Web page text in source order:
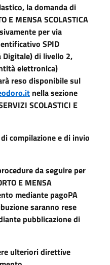
la domanda di
E MENSA SCOLASTICA
per via
SPID
Digitale) di livello 2,
elettronica)
reso disponibile sul
nella sezione
SCOLASTICI E
compilazione e di invio
da seguire per
E MENSA
mediante pagoPA
saranno rese
pubblicazione di
ulteriori direttive